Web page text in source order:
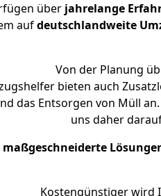
über jahrelange
aufdeutschlandweite
Von der Planung
bieten auch
das Entsorgen von Müll
uns daher
maßgeschneiderte
Kostengünstiger wird